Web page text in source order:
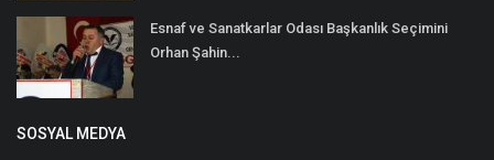
Esnaf ve Sanatkarlar Odası Başkanlık Seçimini
Orhan Şahin...
SOSYAL MEDYA